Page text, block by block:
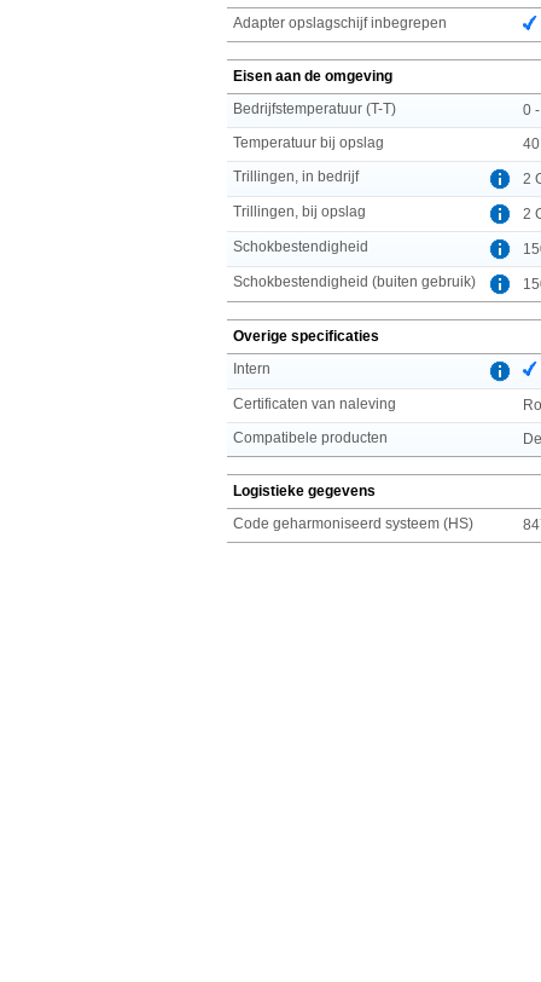
Adapter opslagschijf inbegrepen
Eisen aan de omgeving
Bedrijfstemperatuur (T-T)
0
Temperatuur bij opslag
Trillingen, in bedrijf
2
Trillingen, bij opslag
2
Schokbestendigheid
Schokbestendigheid (buiten gebruik)
Overige specificaties
Intern
Certificaten van naleving
Compatibele producten
Logistieke gegevens
Code geharmoniseerd systeem (HS)